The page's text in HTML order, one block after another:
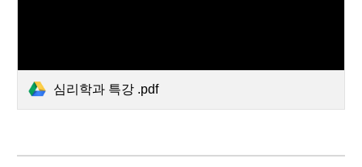
심리학과 특강 .pdf